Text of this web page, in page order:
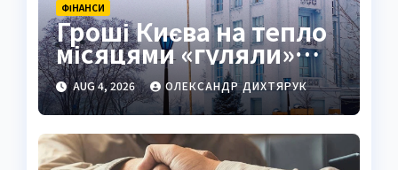
ФІНАНСИ
Гроші Києва на тепло
місяцями «гуляли»
рахунками
AUG 4, 2026 ОЛЕКСАНДР ДИХТЯРУК